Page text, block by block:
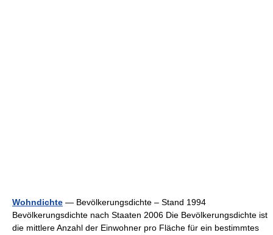
Wohndichte — Bevölkerungsdichte – Stand 1994
Bevölkerungsdichte nach Staaten 2006 Die Bevölkerungsdichte ist
die mittlere Anzahl der Einwohner pro Fläche für ein bestimmtes